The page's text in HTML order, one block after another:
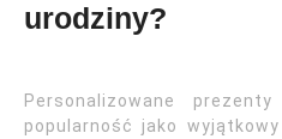
urodziny?
Personalizowane
popularność jako